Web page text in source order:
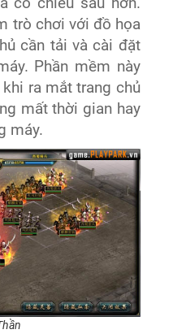
trò chơi với đồ họa
cần tải và cài đặt
Phần mềm này
ra mắt trang chủ
mất thời gian hay
máy.